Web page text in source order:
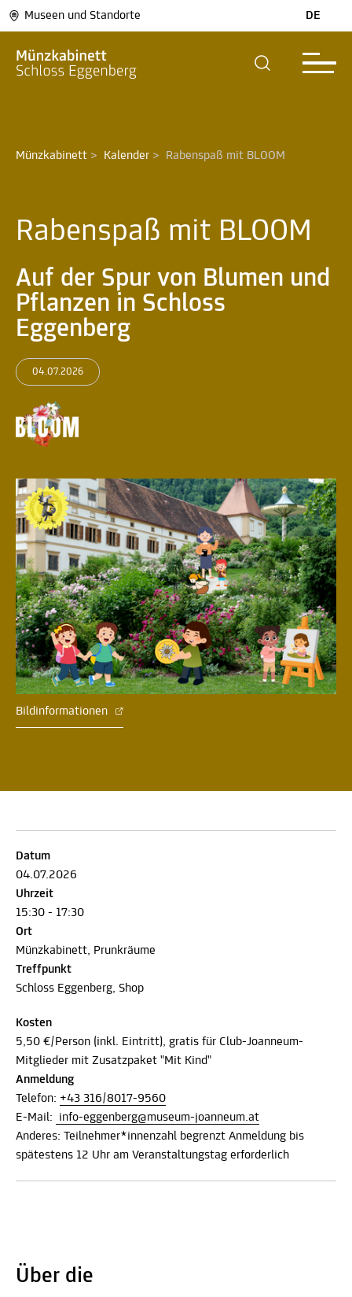
Museen und Standorte DE
Münzkabinett > Kalender > Rabenspaß mit BLOOM
Rabenspaß mit BLOOM
Auf der Spur von Blumen und
Pflanzen in Schloss
Eggenberg
04.07.2026
Bildinformationen
Datum
04.07.2026
Uhrzeit
15:30 - 17:30
Ort
Münzkabinett, Prunkräume
Treffpunkt
Schloss Eggenberg, Shop
Kosten
5,50 €/Person (inkl. Eintritt), gratis für Club-Joanneum-
Mitglieder mit Zusatzpaket "Mit Kind"
Anmeldung
Telefon: +43 316/8017-9560
E-Mail:
info-eggenberg@museum-joanneum.at
Anderes: Teilnehmer*innenzahl begrenzt Anmeldung bis
spätestens 12 Uhr am Veranstaltungstag erforderlich
Über die